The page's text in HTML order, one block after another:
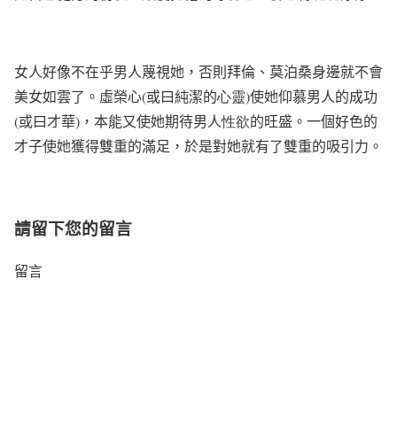
女人好像不在乎男人蔑視她，否則拜倫、莫泊桑身邊就不會
美女如雲了。虛榮心(或曰純潔的心靈)使她仰慕男人的成功
(或曰才華) ，本能又使她期待男人性欲的旺盛。一個好色的
才子使她獲得雙重的滿足，於是對她就有了雙重的吸引力。
請留下您的留言
留言